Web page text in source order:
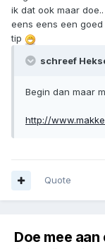
ik dat ook maar
eens eens een
tip
schreef
Begin dan maar
http://
Quote
Doe mee